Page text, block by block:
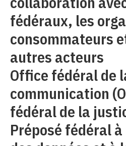
fédéraux, les
consommateurs
autres acteurs
Office fédéral de
communication
fédéral de la
Préposé fédéral